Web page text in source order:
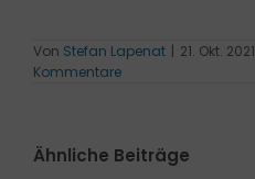
Von Stefan Lapenat | 21. Okt. 2021
Kommentare
Ähnliche Beiträge